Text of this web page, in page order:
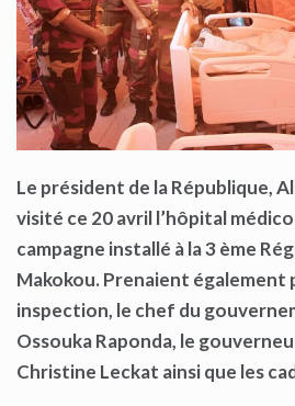
Le président de la République,
visité ce 20 avril l’hôpital
campagne installé à la 3 ème
Makokou. Prenaient également
inspection, le chef du
Ossouka Raponda, le
Christine Leckat ainsi que les